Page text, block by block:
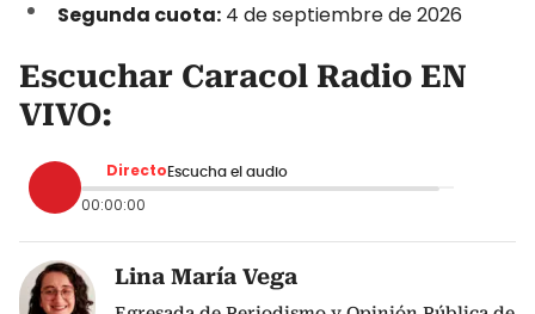
Segunda cuota: 4 de septiembre de 2026
Escuchar Caracol Radio EN
VIVO:
Directo Escucha el audio
00:00:00
Lina María Vega